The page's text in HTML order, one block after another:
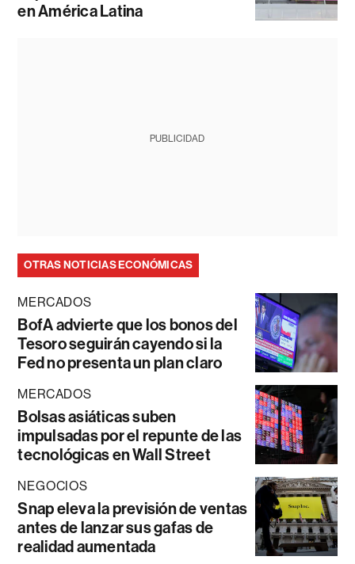
en América Latina
PUBLICIDAD
OTRAS NOTICIAS ECONÓMICAS
MERCADOS
BofA advierte que los bonos del
Tesoro seguirán cayendo si la
Fed no presenta un plan claro
MERCADOS
Bolsas asiáticas suben
impulsadas por el repunte de las
tecnológicas en Wall Street
NEGOCIOS
Snap eleva la previsión de ventas
antes de lanzar sus gafas de
realidad aumentada